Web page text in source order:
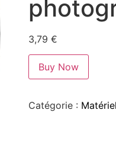
3,79 €
Buy Now
Catégorie :